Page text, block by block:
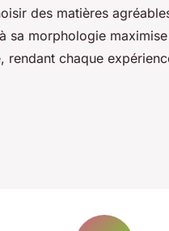
des matières
sa morphologie
rendant chaque